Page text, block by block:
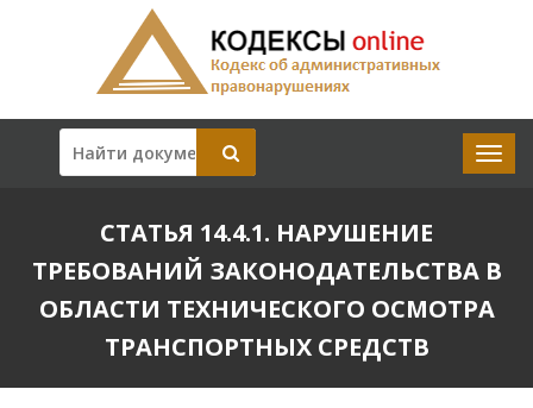
СТАТЬЯ 14.4.1. НАРУШЕНИЕ
ТРЕБОВАНИЙ ЗАКОНОДАТЕЛЬСТВА В
ОБЛАСТИ ТЕХНИЧЕСКОГО ОСМОТРА
ТРАНСПОРТНЫХ СРЕДСТВ